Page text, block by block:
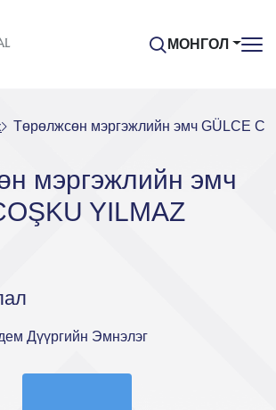
МОНГОЛ
Төрөлжсөн мэргэжлийн эмч GÜLCE
мэргэжлийн эмч
YILMAZ
Дүүргийн Эмнэлэг